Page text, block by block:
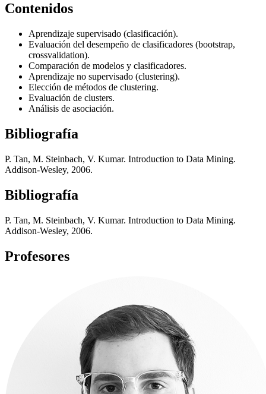
Contenidos
Aprendizaje supervisado (clasificación).
Evaluación del desempeño de clasificadores (bootstrap,
crossvalidation).
Comparación de modelos y clasificadores.
Aprendizaje no supervisado (clustering).
Elección de métodos de clustering.
Evaluación de clusters.
Análisis de asociación.
Bibliografía
P. Tan, M. Steinbach, V. Kumar. Introduction to Data Mining.
Addison-Wesley, 2006.
Bibliografía
P. Tan, M. Steinbach, V. Kumar. Introduction to Data Mining.
Addison-Wesley, 2006.
Profesores